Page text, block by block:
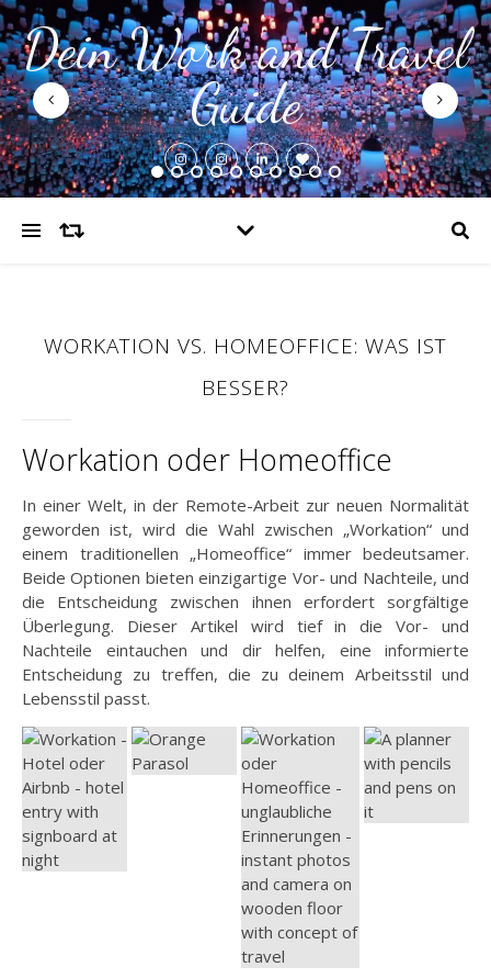
Dein Work and Travel
Guide
WORKATION VS. HOMEOFFICE: WAS IST
BESSER?
Workation oder Homeoffice
In einer Welt, in der Remote-Arbeit zur neuen Normalität
geworden ist, wird die Wahl zwischen „Workation“ und
einem traditionellen „Homeoffice“ immer bedeutsamer.
Beide Optionen bieten einzigartige Vor- und Nachteile, und
die Entscheidung zwischen ihnen erfordert sorgfältige
Überlegung. Dieser Artikel wird tief in die Vor- und
Nachteile eintauchen und dir helfen, eine informierte
Entscheidung zu treffen, die zu deinem Arbeitsstil und
Lebensstil passt.